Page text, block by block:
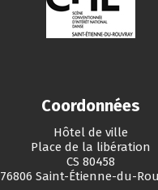
Coordonnées
Hôtel de ville
Place de la libération
CS 80458
76806 Saint-Étienne-du-